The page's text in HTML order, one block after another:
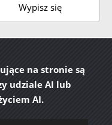
Wypisz się
na stronie są
udziale AI lub
AI.